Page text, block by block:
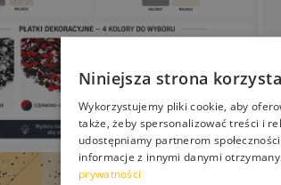
Niniejsza strona
Wykorzystujemy pliki cookie, aby
także, żeby spersonalizować treści i
udostępniamy partnerom
informacje z innymi danymi
prywatności